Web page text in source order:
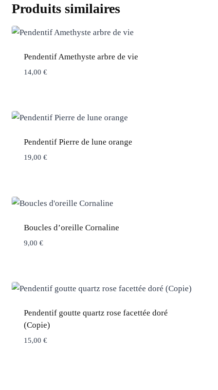
Produits similaires
Pendentif Amethyste arbre de vie
14,00 €
Pendentif Pierre de lune orange
19,00 €
Boucles d’oreille Cornaline
9,00 €
Pendentif goutte quartz rose facettée doré
(Copie)
15,00 €